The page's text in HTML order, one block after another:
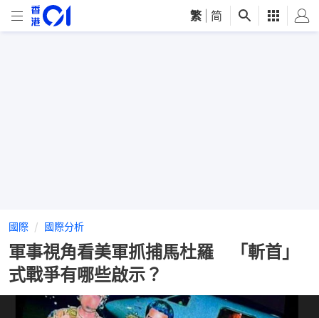
繁 简
國際 國際分析
軍事視角看美軍抓捕馬杜羅 「斬首」
式戰爭有哪些啟示？